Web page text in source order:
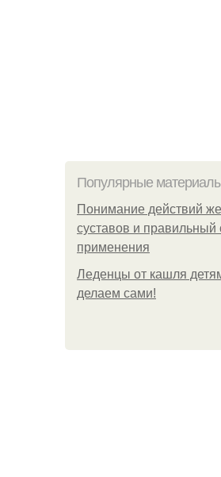
Популярные
Понимание действий
суставов и правильный
применения
Леденцы от кашля
делаем сами!